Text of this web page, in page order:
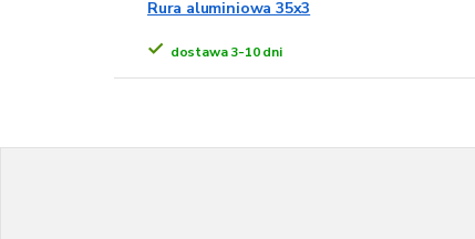
Rura aluminiowa 35x3
dostawa 3-10 dni